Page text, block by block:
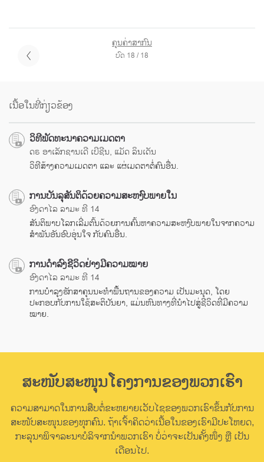
ຄຸນຄ່າສາກົນ
ບົດ 18 / 18
ເນື້ອໃນທີ່ກ່ຽວຂ້ອງ
ວິທີພັດທະນາຄວາມເມດຕາ
ດຣ ອາເລັກຊານເດີ ເບີຊີນ, ແມັດ ລິນເດັນ
ວິທີສ້າງຄວາມເມດຕາ ແລະ ແຜ່ເມດຕາຕໍ່ຄົນອື່ນ.
ການບັນລຸສັນຕິດ້ວຍຄວາມສະຫງົບພາຍໃນ
ອົງດາໄລ ລາມະ ທີ 14
ສັນຕິພາບໂລກເລີ່ມຕົ້ນດ້ວຍການຄົ້ນຫາຄວາມສະຫງົບພາຍໃນຈາກຄວາມ
ສຳພັນອັນອົບອຸ່ນໃຈ ກັບຄົນອື່ນ.
ການດຳລົງຊີວິດຢ່າງມີຄວາມໝາຍ
ອົງດາໄລ ລາມະ ທີ 14
ການບຳລຸງຮັກສາຄຸນນະທຳພື້ນຖານຂອງຄວາມ ເປັນມະນຸດ, ໂດຍ
ປະກອບກັບການໃຊ້ສະຕິປັນຍາ, ແມ່ນຫົນທາງທີ່ນຳໄປສູ່ຊີວິດທີ່ມີຄວາມ
ໝາຍ.
ສະໜັບສະໜຸນໂຄງການຂອງພວກເຮົາ
ຄວາມສາມາດໃນການສືບຕໍ່ຂະຫຍາຍເວັບໄຊຂອງພວກເຮົາຂຶ້ນກັບການ
ສະໜັບສະໜຸນຂອງທຸກຄົນ. ຖ້າເຈົ້າຄິດວ່າເນື້ອໃນຂອງເຮົາມີປະໂຫຍດ,
ກະລຸນາພິຈາລະນາບໍລິຈາກນຳພວກເຮົາ ບໍ່ວ່າຈະເປັນຄັ້ງໜຶ່ງ ຫຼື ເປັນ
ເດືອນໄປ.